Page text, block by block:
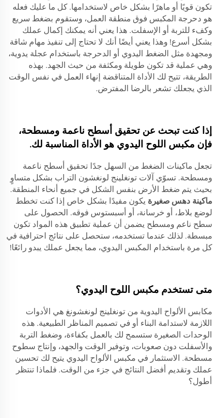
تكون قويًا أو ماهرًا بشكل خاص لاستخدامها. كل ما عليك فعله
هو دحرجة المكبس فوق منطقة العمل، وستقوم بضغط سريع
وكفء للتربة أو الإسفلت. هذا يعني أنه يمكنك إكمال عملك
بشكل أسرع! وهذا يعني أيضًا أنك لا تحتاج إلى تنفيذ مهام شاقة
ومجهدة مثل الضغط اليدوي أو الدحرجة باستخدام عجلة يدوية،
وهي عملية قد تكون طويلة ومكثفة من حيث الجهد. بهذه
الطريقة، تتيح لك الأداة المتناقضة إنهاء العمل في نفس الوقت
الذي يجعلك تشعر بالرضا المفترض.
إذا كنت تبحث عن تحقيق أسطح ناعمة ومسطحة،
فإن مكبس اللوح اليدوي هو الأداة المناسبة لك.
تجعل ماكينات الضغط من السهل جدًا تحقيق أسطح ناعمة
ومسطحة. تسوّي آلات تونغلينج لونغشون التراب بشكل متساوٍ
بحيث يتم ضغط الأرض بنفس الشكل في جميع أنحاء المنطقة.
ماكينة دهس صغيرة يكون مفيدًا بشكل خاص إذا كنت تخطط
لوضع بلاط، أو خرسانة، أو أسبستوس فوقه. الحصول على
سطح ناعم ومسطح يضمن أن عملية تطبيق هذه المواد تكون
مبسطة. لذلك عندما تستخدمه، ستحصل على نتائج احترافية في
كل مرة باستخدام المكبس اليدوي، مما يجعل عملك يبدو رائعًا!
متى تستخدم مكبس اللوح اليدوي؟
مكابس الألواح اليدوية من تونغلينج لونغشونغ هي الأدوات
اللازمة لاستدامة البناء أو في تصميم المناظر الطبيعية. هذه
الوحدات الصغيرة ستسمح لك بالعمل بكفاءة، وضغط التربة
والأسفلت دون صعوبات، وتوفير الوقت والجهد، وإنتاج سطوح
مسطحة. الاستثمار في مكبس الألواح اليدوي يتيح لك تحسين
عملك وتقديم أفضل النتائج في جزء من الوقت. فلماذا تنتظر
أطول؟